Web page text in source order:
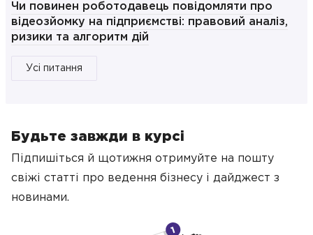
Чи повинен роботодавець повідомляти про
відеозйомку на підприємстві: правовий аналіз,
ризики та алгоритм дій
Усі питання
Будьте завжди в курсі
Підпишіться й щотижня отримуйте на пошту
свіжі статті про ведення бізнесу і дайджест з
новинами.